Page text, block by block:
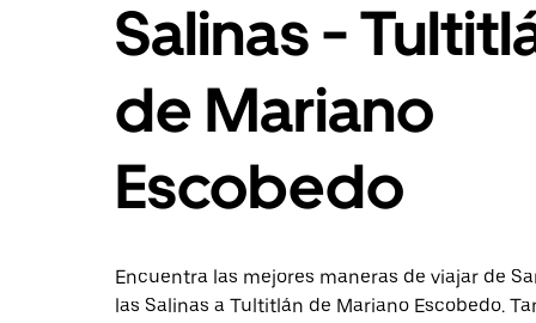
Salinas -
de Mariano
Escobedo
Encuentra las mejores maneras de viajar de
las Salinas a Tultitlán de Mariano Escobedo.